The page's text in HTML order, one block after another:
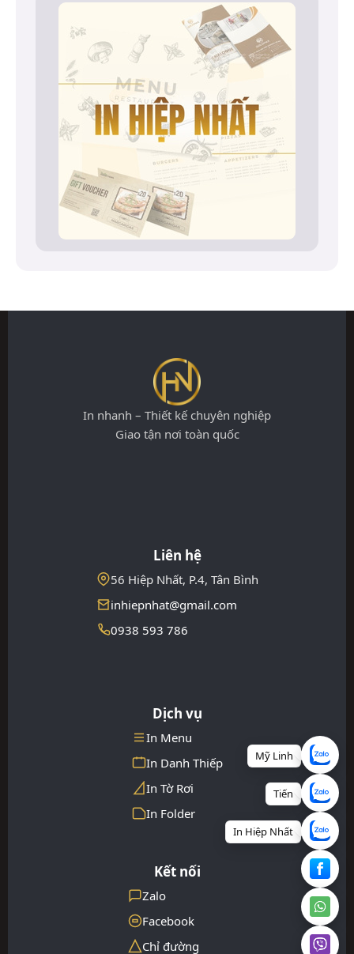
In nhanh – Thiết kế chuyên nghiệp
Giao tận nơi toàn quốc
Liên hệ
56 Hiệp Nhất, P.4, Tân Bình
inhiepnhat@gmail.com
0938 593 786
Dịch vụ
In Menu
In Danh Thiếp
In Tờ Rơi
In Folder
Kết nối
Zalo
Facebook
Chỉ đường
Mỹ Linh
Tiến
In Hiệp Nhất